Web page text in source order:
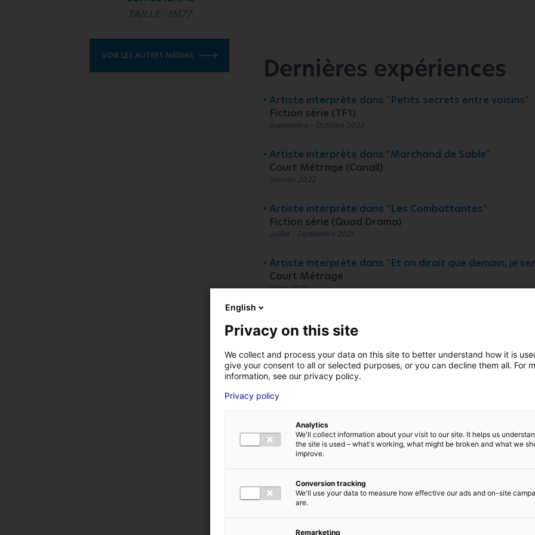
TAILLE : 1M77
VOIR LES AUTRES MÉDIAS Dernières expériences
Artiste interprète dans "Petits secrets entre voisins"
Fiction série (TF1)
Septembre - Octobre 2023
Artiste interprète dans "Marchand de Sable"
Court Métrage (Canall)
Janvier 2022
Artiste interprète dans "Les Combattantes"
Fiction série (Quad Drama)
Juillet - Septembre 2021
Artiste interprète dans "Et on dirait que demain, je
Court Métrage
Mars 2021
Cinéma long métrage (ATELIER DE PRODUCTION)
Artiste interprète dans "OSS 117 Alerte rouge en
Cinéma long métrage (Mandarin Production)
Décembre 2019
Les compétences
Danse contemporaine, Cinéma, Modeling, Sens de l'humour,
English
Privacy on this site
We collect and process your data on this site to better understand how it is
give your consent to all or selected purposes, or you can decline them all. For
information, see our privacy policy.
Privacy policy
Analytics
We'll collect information about your visit to our site. It helps us
the site is used – what's working, what might be broken and what we
improve.
Conversion tracking
We'll use your data to measure how effective our ads and on-site
are.
Remarketing